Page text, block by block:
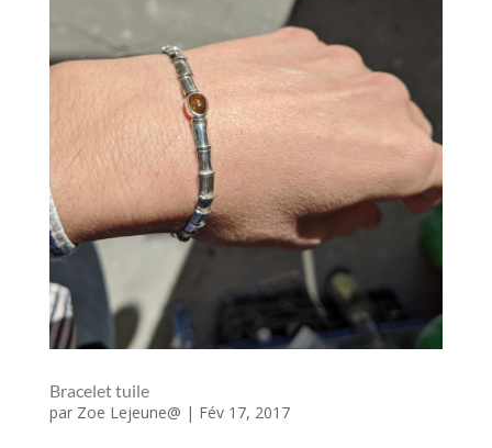
Bracelet tuile
par Zoe Lejeune@ | Fév 17, 2017